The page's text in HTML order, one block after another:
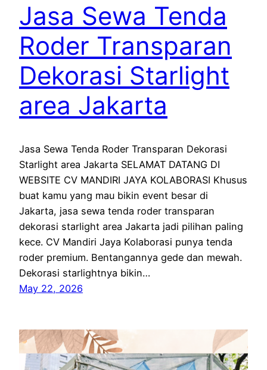
Jasa Sewa Tenda
Roder Transparan
Dekorasi Starlight
area Jakarta
Jasa Sewa Tenda Roder Transparan Dekorasi
Starlight area Jakarta SELAMAT DATANG DI
WEBSITE CV MANDIRI JAYA KOLABORASI Khusus
buat kamu yang mau bikin event besar di
Jakarta, jasa sewa tenda roder transparan
dekorasi starlight area Jakarta jadi pilihan paling
kece. CV Mandiri Jaya Kolaborasi punya tenda
roder premium. Bentangannya gede dan mewah.
Dekorasi starlightnya bikin…
May 22, 2026